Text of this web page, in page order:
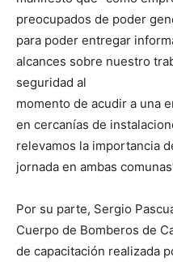
preocupados de poder
para poder entregar
alcances sobre nuestro
seguridad al
momento de acudir a una
en cercanías de
relevamos la importancia
jornada en ambas
Por su parte, Sergio
Cuerpo de Bomberos de
de capacitación realizada